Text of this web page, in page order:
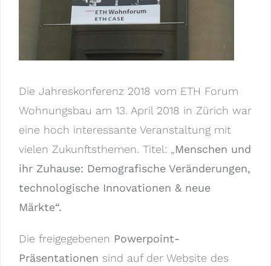
Die Jahreskonferenz 2018 vom ETH Forum
Wohnungsbau am 13. April 2018 in Zürich war
eine hoch interessante Veranstaltung mit
vielen Zukunftsthemen. Titel: „Menschen und
ihr Zuhause: Demografische Veränderungen,
technologische Innovationen & neue
Märkte“.
Die freigegebenen Powerpoint-
Präsentationen sind auf der Website des